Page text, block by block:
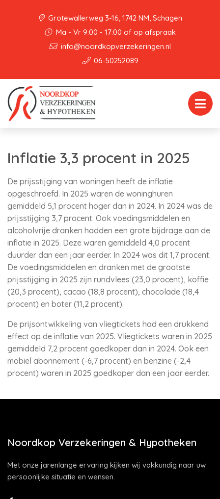
Grotewallerweg 3-16, 1742 NM, Schagen
Ma - Vr 9:00 - 17:00 of op afspraak
info@noordkopverzekeringen.nl
06-50252089
Inflatie 3,3 procent in 2025
De prijsstijging van woningen heeft de inflatie
opgeschroefd. In 2025 waren de woninghuren
gemiddeld 5,1 procent hoger dan in 2024. In 2024 was de
prijsstijging 3,7 procent. Ook voedingsmiddelen en
alcoholvrije dranken hadden een grote bijdrage aan de
inflatie in 2025. Deze waren gemiddeld 4,0 procent
duurder dan een jaar eerder. In 2024 was dit 1,7 procent.
De voedingsmiddelen en dranken met de grootste
prijsstijging in 2025 zijn rundvlees (23,0 procent), koffie
(20,3 procent), cacao (18,8 procent), chocolade (18,4
procent) en boter (11,2 procent).
De prijsontwikkeling van vliegtickets had een drukkend
effect op de inflatie van 2025. Vliegtickets waren in 2025
gemiddeld 7,2 procent goedkoper dan in 2024. Ook een
mobiel abonnement (-6,7 procent) en benzine (-2,4
procent) waren in 2025 goedkoper dan een jaar eerder.
Noordkop Verzekeringen & Hypotheken
Met onze jarenlange ervaring kijken wij vakkundig naar uw
persoonlijke situatie en wensen.